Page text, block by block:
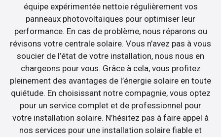
équipe expérimentée nettoie régulièrement vos
panneaux photovoltaïques pour optimiser leur
performance. En cas de problème, nous réparons ou
révisons votre centrale solaire. Vous n’avez pas à vous
soucier de l’état de votre installation, nous nous en
chargeons pour vous. Grâce à cela, vous profitez
pleinement des avantages de l’énergie solaire en toute
quiétude. En choisissant notre compagnie, vous optez
pour un service complet et de professionnel pour
votre installation solaire. N’hésitez pas à faire appel à
nos services pour une installation solaire fiable et